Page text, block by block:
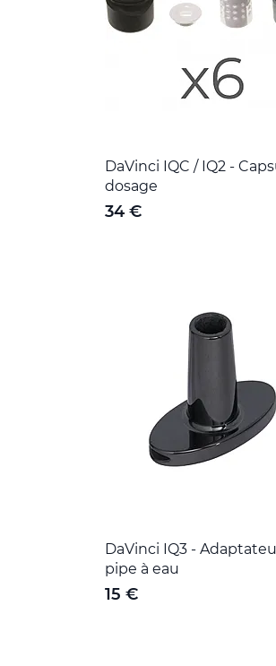
DaVinci IQC / IQ2 -
dosage
34 €
DaVinci IQ3 -
pipe à eau
15 €